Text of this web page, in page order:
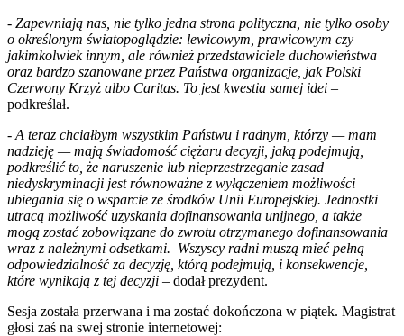
- Zapewniają nas, nie tylko jedna strona polityczna, nie tylko osoby
o określonym światopoglądzie: lewicowym, prawicowym czy
jakimkolwiek innym, ale również przedstawiciele duchowieństwa
oraz bardzo szanowane przez Państwa organizacje, jak Polski
Czerwony Krzyż albo Caritas. To jest kwestia samej idei –
podkreślał.
- A teraz chciałbym wszystkim Państwu i radnym, którzy — mam
nadzieję — mają świadomość ciężaru decyzji, jaką podejmują,
podkreślić to, że naruszenie lub nieprzestrzeganie zasad
niedyskryminacji jest równoważne z wyłączeniem możliwości
ubiegania się o wsparcie ze środków Unii Europejskiej. Jednostki
utracą możliwość uzyskania dofinansowania unijnego, a także
mogą zostać zobowiązane do zwrotu otrzymanego dofinansowania
wraz z należnymi odsetkami. Wszyscy radni muszą mieć pełną
odpowiedzialność za decyzję, którą podejmują, i konsekwencje,
które wynikają z tej decyzji – dodał prezydent.
Sesja została przerwana i ma zostać dokończona w piątek. Magistrat
głosi zaś na swej stronie internetowej: